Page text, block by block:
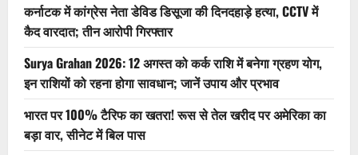
कर्नाटक में कांग्रेस नेता डेविड डिसूजा की दिनदहाड़े हत्या, CCTV में
कैद वारदात; तीन आरोपी गिरफ्तार
Surya Grahan 2026: 12 अगस्त को कर्क राशि में बनेगा ग्रहण योग,
इन राशियों को रहना होगा सावधान; जानें उपाय और प्रभाव
भारत पर 100% टैरिफ का खतरा! रूस से तेल खरीद पर अमेरिका का
बड़ा वार, सीनेट में बिल पास